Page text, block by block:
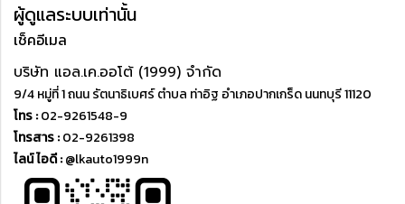
ผู้ดูแลระบบเท่านั้น
เช็คอีเมล
บริษัท แอล.เค.ออโต้ (1999) จำกัด
9/4 หมู่ที่ 1 ถนน รัตนาธิเบศร์ ตำบล ท่าอิฐ อำเภอปากเกร็ด นนทบุรี 11120
โทร :02-9261548-9
โทรสาร :02-9261398
ไลน์ ไอดี :@lkauto1999n